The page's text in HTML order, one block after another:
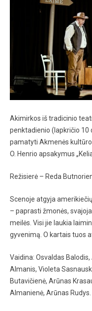
Akimirkos iš tradicinio
penktadienio (lapkričio 10
pamatyti Akmenės
O. Henrio apsakymus
Režisierė – Reda
Scenoje atgyja
– paprasti žmonės,
meilės. Visi jie laukia
gyvenimą. O kartais tuos
Vaidina: Osvaldas
Almanis, Violeta
Butavičienė, Arūnas
Almanienė, Arūnas Rudys.